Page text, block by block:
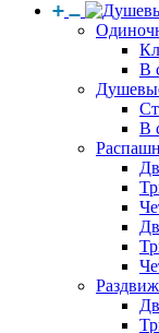
В
В